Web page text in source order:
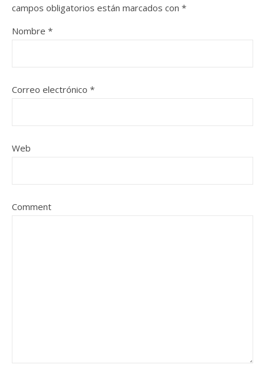
campos obligatorios están marcados con *
Nombre *
Correo electrónico *
Web
Comment